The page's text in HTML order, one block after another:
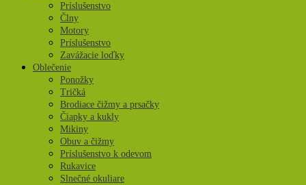
Príslušenstvo
Člny
Motory
Príslušenstvo
Zavážacie loďky
Oblečenie
Ponožky
Tričká
Brodiace čižmy a prsačky
Čiapky a kukly
Mikiny
Obuv a čižmy
Príslušenstvo k odevom
Rukavice
Slnečné okuliare